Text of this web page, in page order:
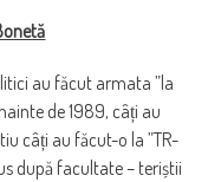
au făcut armata ”la
de 1989, câți au
câți au făcut-o la ”TR-
după facultate – teriștii